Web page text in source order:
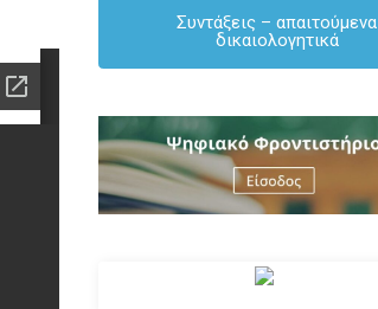
Συντάξεις – απαιτούμενα
δικαιολογητικά